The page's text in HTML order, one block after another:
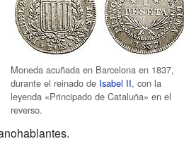
Moneda acuñada en Barcelona en 1837,
durante el reinado de Isabel II, con la
leyenda «Principado de Cataluña» en el
reverso.